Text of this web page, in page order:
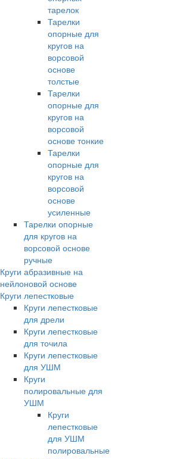
тарелок
Тарелки
опорные для
кругов на
ворсовой
основе
толстые
Тарелки
опорные для
кругов на
ворсовой
основе тонкие
Тарелки
опорные для
кругов на
ворсовой
основе
усиленные
Тарелки опорные
для кругов на
ворсовой основе
ручные
Круги абразивные на
нейлоновой основе
Круги лепестковые
Круги лепестковые
для дрели
Круги лепестковые
для точила
Круги лепестковые
для УШМ
Круги
полировальные для
УШМ
Круги
лепестковые
для УШМ
полировальные